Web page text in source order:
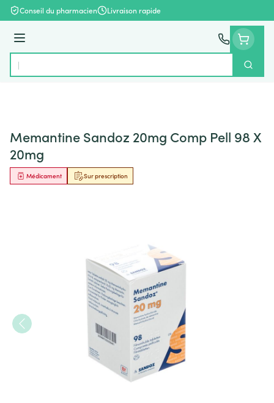
Aller au contenu
Conseil du pharmacien Livraison rapide
Menu
Rechercher
Memantine Sandoz 20mg Comp Pell 98 X
20mg
Sur prescription
Médicament